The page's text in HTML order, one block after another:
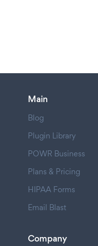
Main
Blog
Plugin Library
POWR Business
Plans & Pricing
HIPAA Forms
Email Blast
Company